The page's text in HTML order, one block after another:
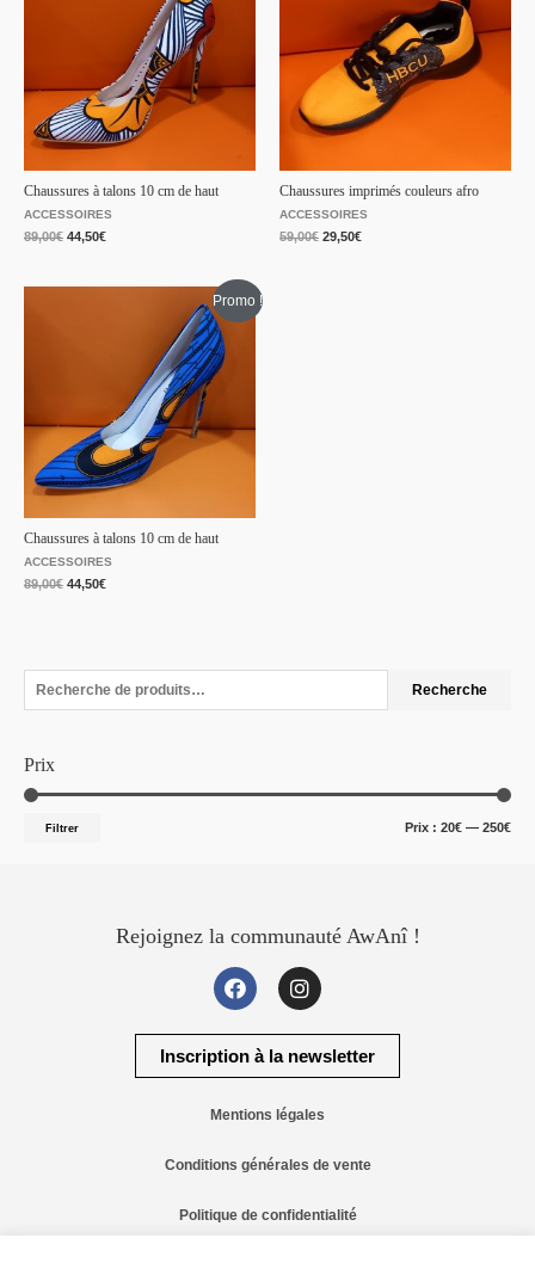
Recherche
Prix
Filtrer Prix : 20€ — 250€
Chaussures à talons 10 cm de haut
ACCESSOIRES
89,00€ 44,50€
Chaussures imprimés couleurs afro
ACCESSOIRES
59,00€ 29,50€
Promo !
Chaussures à talons 10 cm de haut
ACCESSOIRES
89,00€ 44,50€
Rejoignez la communauté AwAnî !
Inscription à la newsletter
Mentions légales
Conditions générales de vente
Politique de confidentialité